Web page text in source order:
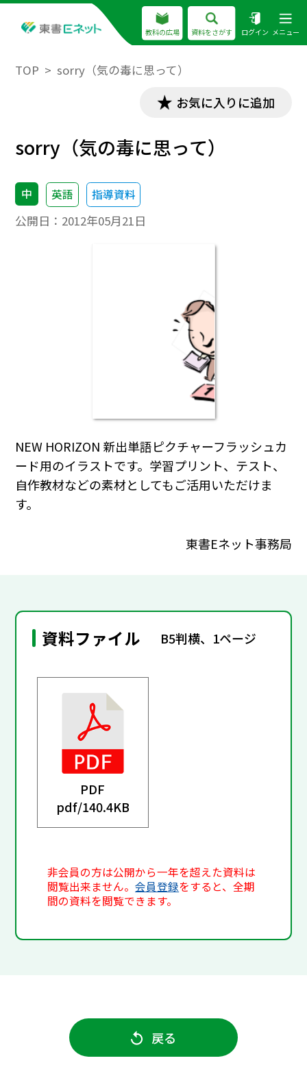
教科の広場 資料をさがす ログイン メニュー
TOP sorry（気の毒に思って）
お気に入りに追加
sorry（気の毒に思って）
中 英語 指導資料
公開日： 2012年05月21日
NEW HORIZON 新出単語ピクチャーフラッシュカ
ード用のイラストです。学習プリント、テスト、
自作教材などの素材としてもご活用いただけま
す。
東書Eネット事務局
資料ファイル B5判横、1ページ
PDF
pdf/140.4KB
非会員の方は公開から一年を超えた資料は
閲覧出来ません。会員登録をすると、全期
間の資料を閲覧できます。
戻る